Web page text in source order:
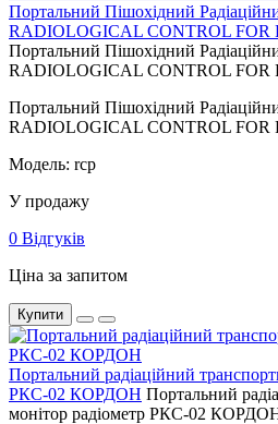
Портальний Пішохідний
RADIOLOGICAL CONTROL FOR
Портальний Пішохідний
RADIOLOGICAL CONTROL FOR
Портальний Пішохідний
RADIOLOGICAL CONTROL FOR
Модель: rcp
У продажу
0 Відгуків
Ціна за запитом
Купити
Портальний радіаційний
РКС-02 КОРДОН Портальний
монітор радіометр РКС-02